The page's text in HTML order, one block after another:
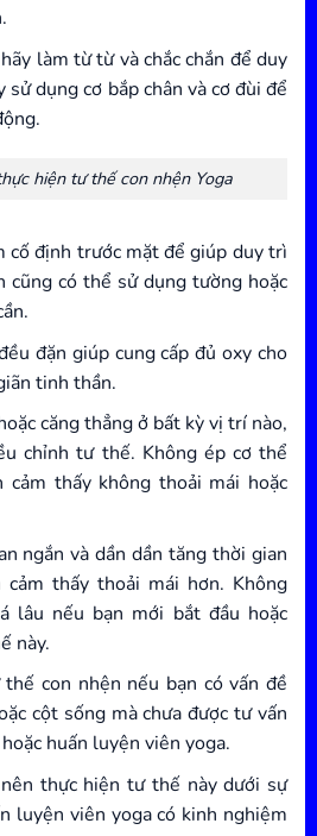
làm từ từ và chắc chắn để duy
sử dụng cơ bắp chân và cơ đùi để
hiện tư thế con nhện Yoga
cố định trước mặt để giúp duy trì
cũng có thể sử dụng tường hoặc
đặn giúp cung cấp đủ oxy cho
tinh thần.
căng thẳng ở bất kỳ vị trí nào,
chỉnh tư thế. Không ép cơ thể
thấy không thoải mái hoặc
ngắn và dần dần tăng thời gian
thấy thoải mái hơn. Không
lâu nếu bạn mới bắt đầu hoặc
này.
con nhện nếu bạn có vấn đề
cột sống mà chưa được tư vấn
huấn luyện viên yoga.
thực hiện tư thế này dưới sự
luyện viên yoga có kinh nghiệm